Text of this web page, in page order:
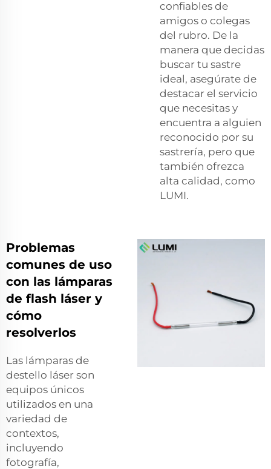
confiables de
amigos o colegas
del rubro. De la
manera que decidas
buscar tu sastre
ideal, asegúrate de
destacar el servicio
que necesitas y
encuentra a alguien
reconocido por su
sastrería, pero que
también ofrezca
alta calidad, como
LUMI.
Problemas
comunes de uso
con las lámparas
de flash láser y
cómo
resolverlos
Las lámparas de
destello láser son
equipos únicos
utilizados en una
variedad de
contextos,
incluyendo
fotografía,